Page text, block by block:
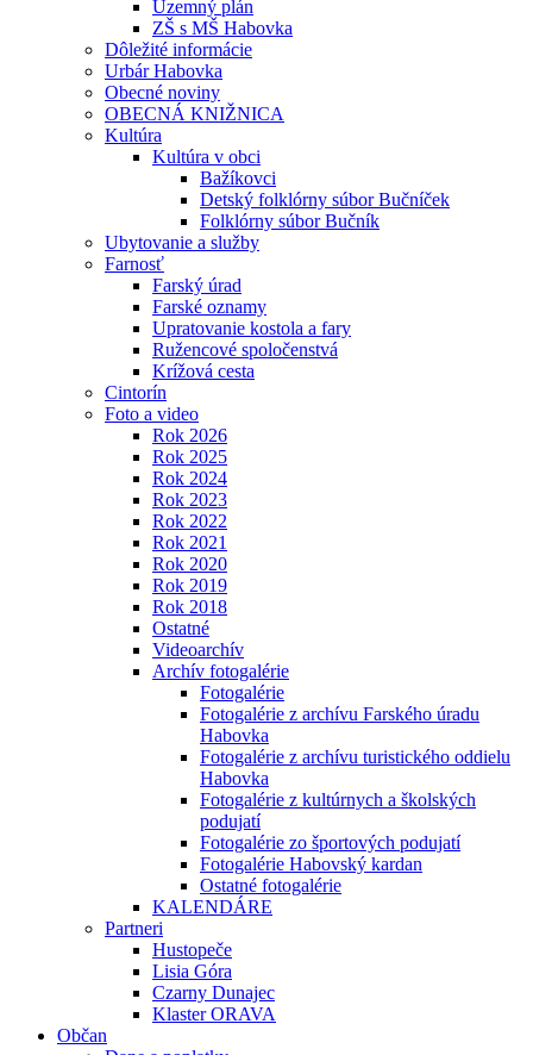
Územný plán
ZŠ s MŠ Habovka
Dôležité informácie
Urbár Habovka
Obecné noviny
OBECNÁ KNIŽNICA
Kultúra
Kultúra v obci
Bažíkovci
Detský folklórny súbor Bučníček
Folklórny súbor Bučník
Ubytovanie a služby
Farnosť
Farský úrad
Farské oznamy
Upratovanie kostola a fary
Ružencové spoločenstvá
Krížová cesta
Cintorín
Foto a video
Rok 2026
Rok 2025
Rok 2024
Rok 2023
Rok 2022
Rok 2021
Rok 2020
Rok 2019
Rok 2018
Ostatné
Videoarchív
Archív fotogalérie
Fotogalérie
Fotogalérie z archívu Farského úradu
Habovka
Fotogalérie z archívu turistického oddielu
Habovka
Fotogalérie z kultúrnych a školských
podujatí
Fotogalérie zo športových podujatí
Fotogalérie Habovský kardan
Ostatné fotogalérie
KALENDÁRE
Partneri
Hustopeče
Lisia Góra
Czarny Dunajec
Klaster ORAVA
Občan